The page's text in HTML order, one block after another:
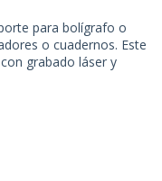
para bolígrafo o
o cuadernos. Este
grabado láser y